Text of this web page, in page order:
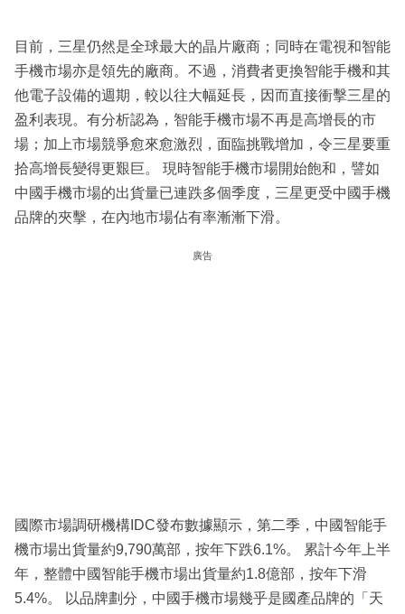
目前，三星仍然是全球最大的晶片廠商；同時在電視和智能
手機市場亦是領先的廠商。不過，消費者更換智能手機和其
他電子設備的週期，較以往大幅延長，因而直接衝擊三星的
盈利表現。有分析認為，智能手機市場不再是高增長的市
場；加上市場競爭愈來愈激烈，面臨挑戰增加，令三星要重
拾高增長變得更艱巨。 現時智能手機市場開始飽和，譬如
中國手機市場的出貨量已連跌多個季度，三星更受中國手機
品牌的夾擊，在內地市場佔有率漸漸下滑。
廣告
國際市場調研機構IDC發布數據顯示，第二季，中國智能手
機市場出貨量約9,790萬部，按年下跌6.1%。 累計今年上半
年，整體中國智能手機市場出貨量約1.8億部，按年下滑
5.4%。 以品牌劃分，中國手機市場幾乎是國產品牌的「天